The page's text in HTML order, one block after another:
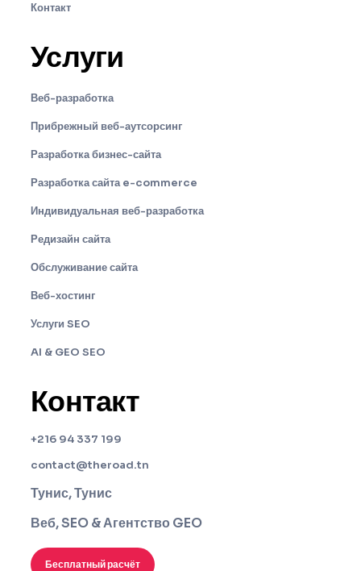
Контакт
Услуги
Веб-разработка
Прибрежный веб-аутсорсинг
Разработка бизнес-сайта
Разработка сайта e-commerce
Индивидуальная веб-разработка
Редизайн сайта
Обслуживание сайта
Веб-хостинг
Услуги SEO
AI & GEO SEO
Контакт
+216 94 337 199
contact@theroad.tn
Тунис, Тунис
Веб, SEO & Агентство GEO
Бесплатный расчёт